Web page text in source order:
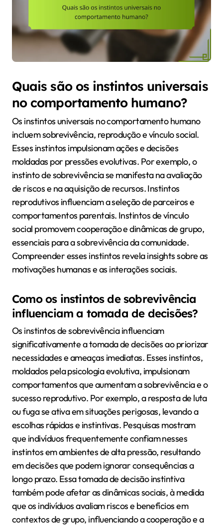
Quais são os instintos universais
no comportamento humano?
Os instintos universais no comportamento humano
incluem sobrevivência, reprodução e vínculo social.
Esses instintos impulsionam ações e decisões
moldadas por pressões evolutivas. Por exemplo, o
instinto de sobrevivência se manifesta na avaliação
de riscos e na aquisição de recursos. Instintos
reprodutivos influenciam a seleção de parceiros e
comportamentos parentais. Instintos de vínculo
social promovem cooperação e dinâmicas de grupo,
essenciais para a sobrevivência da comunidade.
Compreender esses instintos revela insights sobre as
motivações humanas e as interações sociais.
Como os instintos de sobrevivência
influenciam a tomada de decisões?
Os instintos de sobrevivência influenciam
significativamente a tomada de decisões ao priorizar
necessidades e ameaças imediatas. Esses instintos,
moldados pela psicologia evolutiva, impulsionam
comportamentos que aumentam a sobrevivência e o
sucesso reprodutivo. Por exemplo, a resposta de luta
ou fuga se ativa em situações perigosas, levando a
escolhas rápidas e instintivas. Pesquisas mostram
que indivíduos frequentemente confiam nesses
instintos em ambientes de alta pressão, resultando
em decisões que podem ignorar consequências a
longo prazo. Essa tomada de decisão instintiva
também pode afetar as dinâmicas sociais, à medida
que os indivíduos avaliam riscos e benefícios em
contextos de grupo, influenciando a cooperação e a